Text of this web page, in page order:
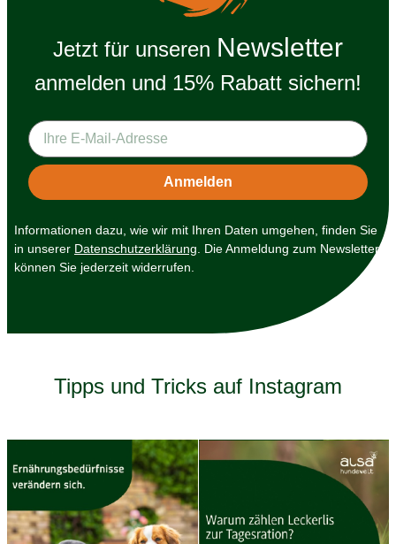
Jetzt für unseren Newsletter
anmelden und 15% Rabatt sichern!
Informationen dazu, wie wir mit Ihren Daten umgehen, finden Sie
in unserer Datenschutzerklärung . Die Anmeldung zum Newsletter
können Sie jederzeit widerrufen.
Tipps und Tricks auf Instagram